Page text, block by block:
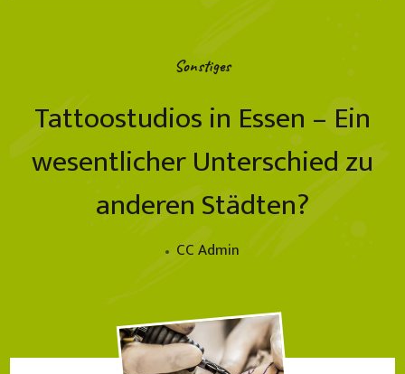
Sonstiges
Tattoostudios in Essen – Ein
wesentlicher Unterschied zu
anderen Städten?
CC Admin